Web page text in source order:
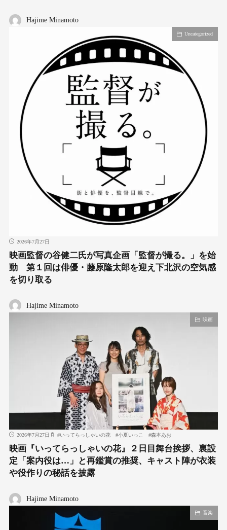
Hajime Minamoto
Uncategorized
2026年7月27日
映画監督の谷健二氏が写真企画「監督が撮る。」を始
動 第１回は俳優・藤原隆太郎を迎え下北沢の空気感
を切り取る
Hajime Minamoto
映画
2026年7月27日 #いってらっしゃいの花 #小夏いっこ #森本あお
映画『いってらっしゃいの花』２日目舞台挨拶、裏設
定「案内役は…」と再鑑賞の推奨、キャスト陣が衣装
や役作りの秘話を披露
Hajime Minamoto
音楽